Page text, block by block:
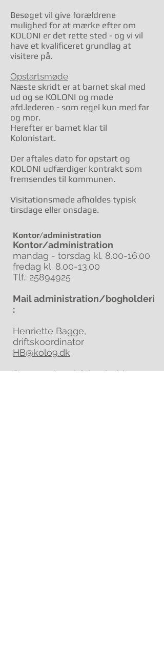
Besøget vil give forældrene
mulighed for at mærke efter om
KOLONI er det rette sted - og vi vil
have et kvalificeret grundlag at
visitere på.
Opstartsmøde
Næste skridt er at barnet skal med
ud og se KOLONI og møde
afd.lederen - som regel kun med far
og mor.
Herefter er barnet klar til
Kolonistart.
Der aftales dato for opstart og
KOLONI udfærdiger kontrakt som
fremsendes til kommunen.
Visitationsmøde afholdes typisk
tirsdage eller onsdage.
Kontor/administration
Kontor/administration
mandag - torsdag kl. 8.00-16.00
fredag kl. 8.00-13.00
Tlf.: 25894925
Mail administration/bogholderi
:
Henriette Bagge,
driftskoordinator
HB@kolo9.dk
Susanne Lendal, bogholder